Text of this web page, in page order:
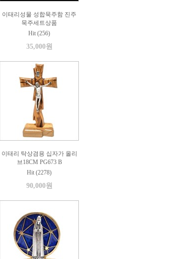
이태리성물 성합묵주함 진주
묵주세트상품
Hit (256)
35,000원
이태리 탁상겸용 십자가 올리
브18CM PG673 B
Hit (2278)
90,000원